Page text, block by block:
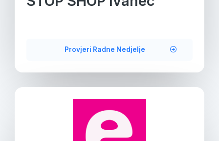
Provjeri Radne Nedjelje